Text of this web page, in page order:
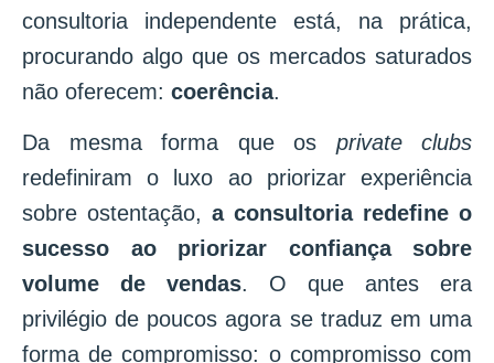
consultoria independente está, na prática,
procurando algo que os mercados saturados
não oferecem: coerência.
Da mesma forma que os private clubs
redefiniram o luxo ao priorizar experiência
sobre ostentação, a consultoria redefine o
sucesso ao priorizar confiança sobre
volume de vendas. O que antes era
privilégio de poucos agora se traduz em uma
forma de compromisso: o compromisso com